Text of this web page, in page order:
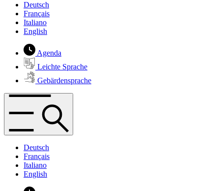
Deutsch
Français
Italiano
English
Agenda
Leichte Sprache
Gebärdensprache
Deutsch
Français
Italiano
English